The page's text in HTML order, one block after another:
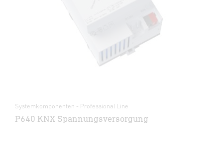
Systemkomponenten - Professional Line
P640 KNX Spannungsversorgung